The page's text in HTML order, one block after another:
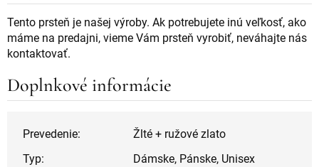
Tento prsteň je našej výroby. Ak potrebujete inú veľkosť, ako
máme na predajni, vieme Vám prsteň vyrobiť, neváhajte nás
kontaktovať.
Doplnkové informácie
Prevedenie:
Žlté + ružové zlato
Typ:
Dámske, Pánske, Unisex